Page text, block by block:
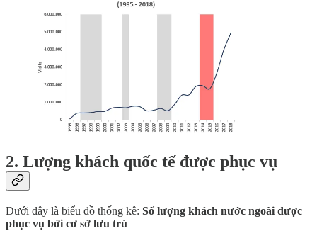
2. Lượng khách quốc tế được phục vụ
Dưới đây là biểu đồ thống kê: Số lượng khách nước ngoài được
phục vụ bởi cơ sở lưu trú